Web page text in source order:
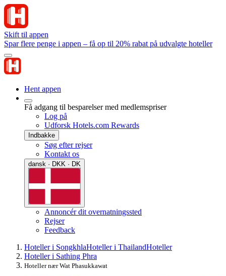
Skift til appen
Spar flere penge i appen – få op til 20% rabat på udvalgte hoteller
Hent appen
Få adgang til besparelser med medlemspriser
Log på
Udforsk Hotels.com Rewards
Indbakke
Søg efter rejser
Kontakt os
dansk · DKK · DK
Annoncér dit overnatningssted
Rejser
Feedback
Hoteller i SongkhlaHoteller i ThailandHoteller
Hoteller i Sathing Phra
Hoteller nær Wat Phasukkawat